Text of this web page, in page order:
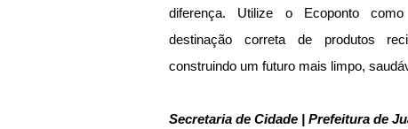
diferença. Utilize o Ecoponto
destinação correta de produtos
construindo um futuro mais limpo,
Secretaria de Cidade | Prefeitura de